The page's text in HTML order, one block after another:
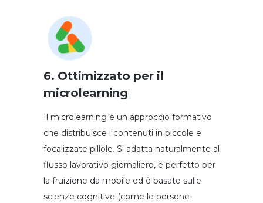
6. Ottimizzato per il
microlearning
Il microlearning è un approccio formativo
che distribuisce i contenuti in piccole e
focalizzate pillole. Si adatta naturalmente al
flusso lavorativo giornaliero, è perfetto per
la fruizione da mobile ed è basato sulle
scienze cognitive (come le persone